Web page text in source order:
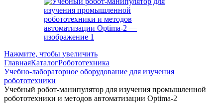
Нажмите, чтобы увеличить
ГлавнаяКаталогРобототехника
Учебно-лабораторное оборудование для изучения
робототехники
Учебный робот-манипулятор для изучения промышленной
робототехники и методов автоматизации Optima-2